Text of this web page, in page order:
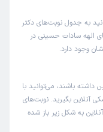
به جدول نوبت‌های دکتر
الهه سادات حسینی در
وجود دارد.
داشته باشند، می‌توانید با
آنلاین بگیرید. نوبت‌های
به شکل زیر باز شده